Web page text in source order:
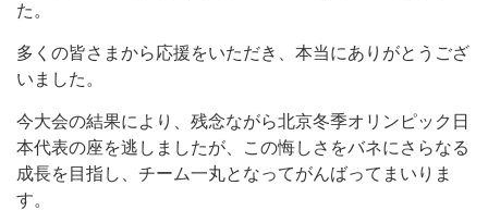
た。
多くの皆さまから応援をいただき、本当にありがとうござ
いました。
今大会の結果により、残念ながら北京冬季オリンピック日
本代表の座を逃しましたが、この悔しさをバネにさらなる
成長を目指し、チーム一丸となってがんばってまいりま
す。